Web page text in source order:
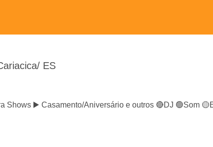
ES
▶️ Casamento/Aniversário e outros 🔴DJ 🟢Som